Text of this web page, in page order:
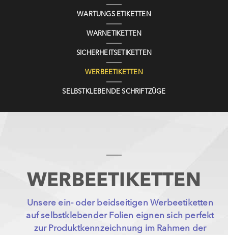
WARTUNGS ETIKETTEN
WARNETIKETTEN
SICHERHEITSETIKETTEN
WERBEETIKETTEN
SELBSTKLEBENDE SCHRIFTZÜGE
WERBEETIKETTEN
Unsere ein- oder beidseitigen Werbeetiketten
auf selbstklebender Folien eignen sich perfekt
zur Produktkennzeichnung im Rahmen der